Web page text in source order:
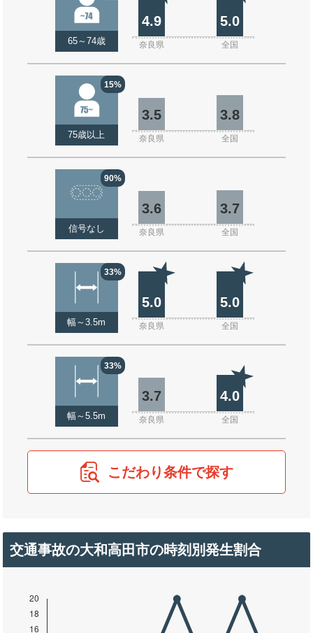
65～74歳
4.9 5.0
奈良県 全国
15%
75歳以上
3.5 3.8
奈良県 全国
90%
信号なし
3.6 3.7
奈良県 全国
33%
幅～3.5m
5.0 5.0
奈良県 全国
33%
幅～5.5m
3.7 4.0
奈良県 全国
こだわり条件で探す
交通事故の大和高田市の時刻別発生割合